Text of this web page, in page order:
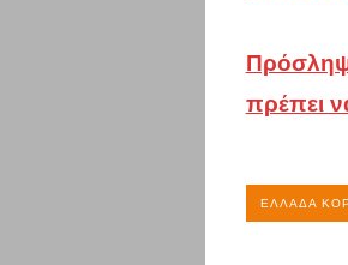
πρέπει
ΕΛΛΆΔΑ